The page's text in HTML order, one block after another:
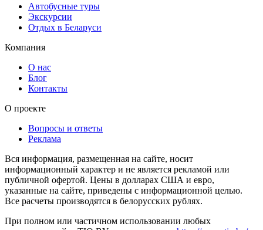
Автобусные туры
Экскурсии
Отдых в Беларуси
Компания
О нас
Блог
Контакты
О проекте
Вопросы и ответы
Реклама
Вся информация, размещенная на сайте, носит
информационный характер и не является рекламой или
публичной офертой. Цены в долларах США и евро,
указанные на сайте, приведены с информационной целью.
Все расчеты производятся в белорусских рублях.
При полном или частичном использовании любых